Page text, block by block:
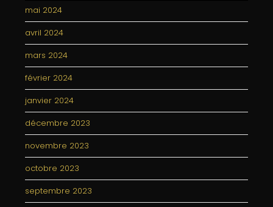
mai 2024
avril 2024
mars 2024
février 2024
janvier 2024
décembre 2023
novembre 2023
octobre 2023
septembre 2023